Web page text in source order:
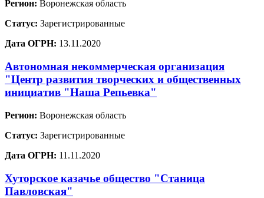
Регион: Воронежская область
Статус: Зарегистрированные
Дата ОГРН: 13.11.2020
Автономная некоммерческая организация
"Центр развития творческих и общественных
инициатив "Наша Репьевка"
Регион: Воронежская область
Статус: Зарегистрированные
Дата ОГРН: 11.11.2020
Хуторское казачье общество "Станица
Павловская"